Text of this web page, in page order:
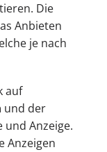
Die
Anbieten
je nach
auf
und der
und Anzeige.
Anzeigen